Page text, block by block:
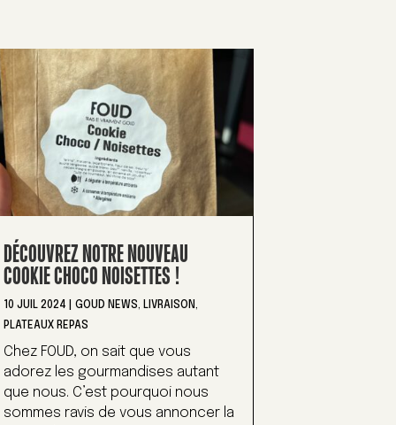
DÉCOUVREZ NOTRE NOUVEAU
COOKIE CHOCO NOISETTES !
10 JUIL 2024 GOUD NEWS, LIVRAISON,
PLATEAUX REPAS
Chez FOUD, on sait que vous
adorez les gourmandises autant
que nous. C’est pourquoi nous
sommes ravis de vous annoncer la